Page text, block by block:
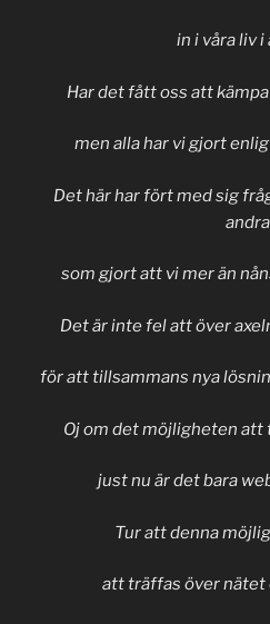
in i våra liv i
Har det fått oss att
men alla har vi gjort
Det här har fört med sig
som gjort att vi mer än
Det är inte fel att över
för att tillsammans nya
Oj om det möjligheten att
just nu är det bara
Tur att denna
att träffas över nätet